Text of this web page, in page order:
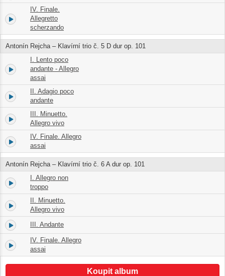
4.
IV. Finale.
Allegretto
scherzando
Antonín Rejcha – Klavírní trio č. 5 D dur op. 101
5.
I. Lento poco
andante - Allegro
assai
6.
II. Adagio poco
andante
7.
III. Minuetto.
Allegro vivo
8.
IV. Finale. Allegro
assai
Antonín Rejcha – Klavírní trio č. 6 A dur op. 101
9.
I. Allegro non
troppo
10.
II. Minuetto.
Allegro vivo
11. III. Andante
12.
IV. Finale. Allegro
assai
Koupit album